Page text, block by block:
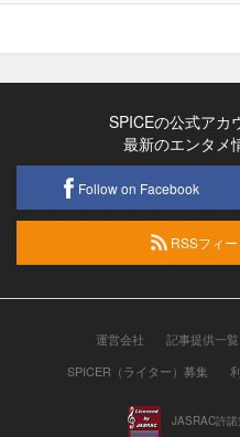
SPICEの公式アカ
最新のエンタメ
Follow on Facebook
RSSフィー
運営会社 記事提供一覧
SPICER（ライター）募集
JASRAC許